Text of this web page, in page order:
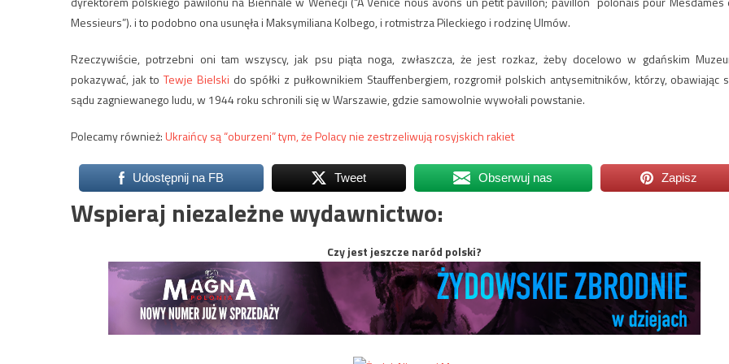
Messieurs”). i to podobno ona usunęła i Maksymiliana Kolbego, i rotmistrza Pileckiego i rodzinę Ulmów.
Rzeczywiście, potrzebni oni tam wszyscy, jak psu piąta noga, zwłaszcza, że jest rozkaz, żeby docelowo w gdańskim
pokazywać, jak toTewje Bielski do spółki z pułkownikiem Stauffenbergiem, rozgromił polskich antysemitników, którzy, obawiając
sądu zagniewanego ludu, w 1944 roku schronili się w Warszawie, gdzie samowolnie wywołali powstanie.
Polecamy również:Ukraińcy są “oburzeni” tym, że Polacy nie zestrzeliwują rosyjskich rakiet
Udostępnij na FB Tweet Obserwuj nas Zapisz
Wspieraj niezależne wydawnictwo:
Czy jest jeszcze naród polski?